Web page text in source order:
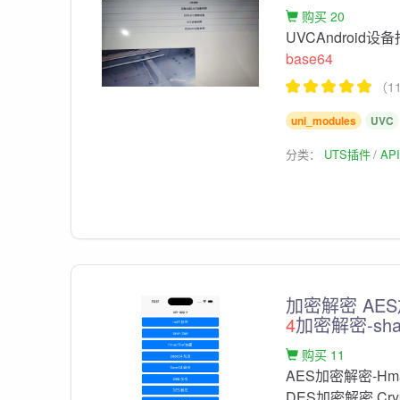
购买 20
UVCAndroid设
base64
（
uni_modules UVC
分类： UTS插件
加密解密
4加密解密-
购买 11
AES加密解密-